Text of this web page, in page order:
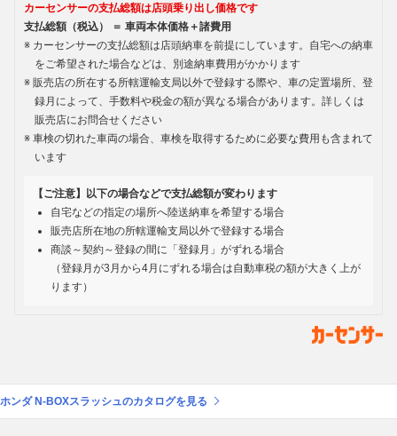
カーセンサーの支払総額は店頭乗り出し価格です
支払総額（税込） ＝ 車両本体価格＋諸費用
カーセンサーの支払総額は店頭納車を前提にしています。自宅への納車
をご希望された場合などは、別途納車費用がかかります
販売店の所在する所轄運輸支局以外で登録する際や、車の定置場所、登
録月によって、手数料や税金の額が異なる場合があります。詳しくは
販売店にお問合せください
車検の切れた車両の場合、車検を取得するために必要な費用も含まれて
います
【ご注意】以下の場合などで支払総額が変わります
自宅などの指定の場所へ陸送納車を希望する場合
販売店所在地の所轄運輸支局以外で登録する場合
商談～契約～登録の間に「登録月」がずれる場合
（登録月が3月から4月にずれる場合は自動車税の額が大きく上が
ります）
ホンダ N-BOXスラッシュのカタログを見る